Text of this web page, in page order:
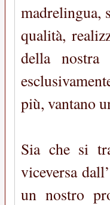
madrelingua,
qualità,
della
più, vantano
Sia che si
viceversa
un nostro